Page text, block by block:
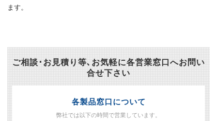
ます。
ご相談･お見積り等､お気軽に各営業窓口へお問い
合せ下さい
各製品窓口について
弊社では以下の時間で営業しています。